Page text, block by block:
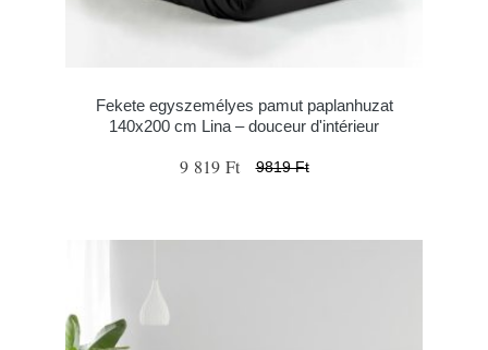
Fekete egyszemélyes pamut paplanhuzat
140x200 cm Lina – douceur d'intérieur
9 819 Ft 9819 Ft